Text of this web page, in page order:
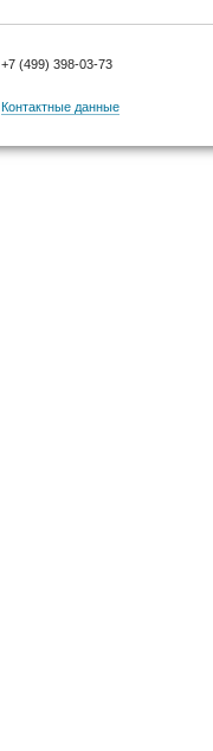
+7 (499) 398-03-73
Контактные данные